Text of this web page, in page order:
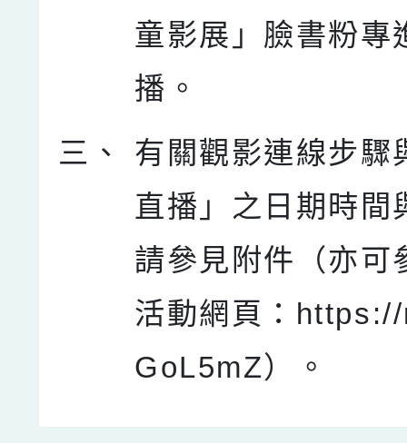
童影展」臉書粉專
播。
三、
有關觀影連線步驟
直播」之日期時間
請參見附件（亦可
活動網頁：
GoL5mZ）。